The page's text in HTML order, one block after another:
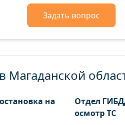
Задать вопрос
Магаданской
на
Отдел
осмотр ТС